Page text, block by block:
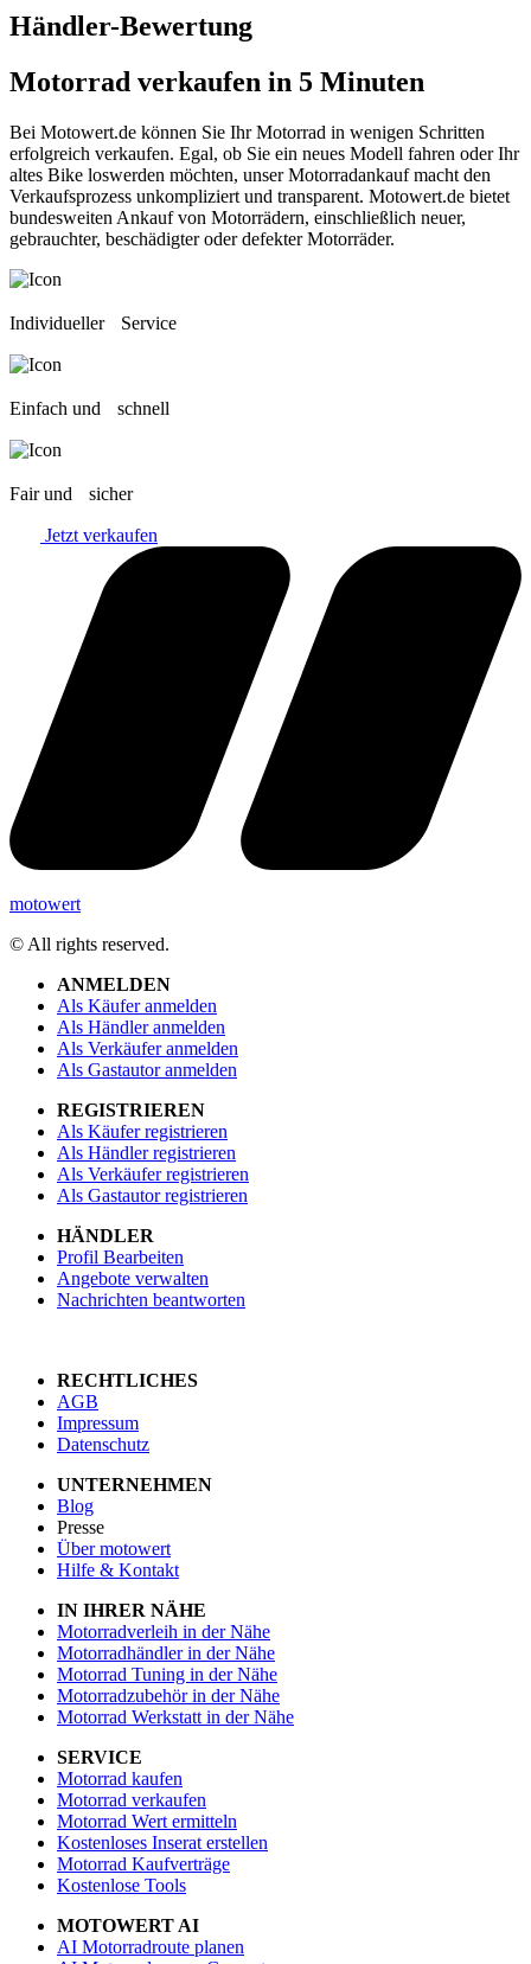
Händler-Bewertung
Motorrad verkaufen in 5 Minuten
Bei Motowert.de können Sie Ihr Motorrad in wenigen Schritten
erfolgreich verkaufen. Egal, ob Sie ein neues Modell fahren oder Ihr
altes Bike loswerden möchten, unser Motorradankauf macht den
Verkaufsprozess unkompliziert und transparent. Motowert.de bietet
bundesweiten Ankauf von Motorrädern, einschließlich neuer,
gebrauchter, beschädigter oder defekter Motorräder.
Individueller Service
Einfach und schnell
Fair und sicher
Jetzt verkaufen
motowert
© All rights reserved.
ANMELDEN
Als Käufer anmelden
Als Händler anmelden
Als Verkäufer anmelden
Als Gastautor anmelden
REGISTRIEREN
Als Käufer registrieren
Als Händler registrieren
Als Verkäufer registrieren
Als Gastautor registrieren
HÄNDLER
Profil Bearbeiten
Angebote verwalten
Nachrichten beantworten
RECHTLICHES
AGB
Impressum
Datenschutz
UNTERNEHMEN
Blog
Presse
Über motowert
Hilfe & Kontakt
IN IHRER NÄHE
Motorradverleih in der Nähe
Motorradhändler in der Nähe
Motorrad Tuning in der Nähe
Motorradzubehör in der Nähe
Motorrad Werkstatt in der Nähe
SERVICE
Motorrad kaufen
Motorrad verkaufen
Motorrad Wert ermitteln
Kostenloses Inserat erstellen
Motorrad Kaufverträge
Kostenlose Tools
MOTOWERT AI
AI Motorradroute planen